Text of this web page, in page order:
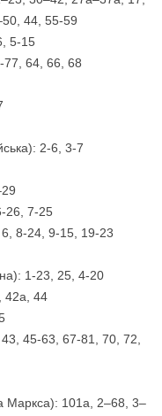
44, 55-59
5-15
64, 66, 68
2-6, 3-7
26, 7-25
6, 8-24, 9-15, 19-23
1-23, 25, 4-20
42а, 44
45-63, 67-81, 70, 72,
Маркса): 101а, 2–68, 3–